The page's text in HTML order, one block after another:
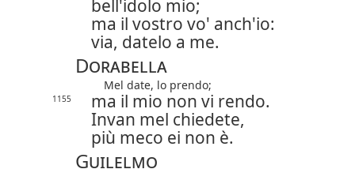
bell'idolo mio;
ma il vostro vo' anch'io:
via, datelo a me.
Dorabella
Mel date, lo prendo;
1155
ma il mio non vi rendo.
Invan mel chiedete,
più meco ei non è.
Guilelmo